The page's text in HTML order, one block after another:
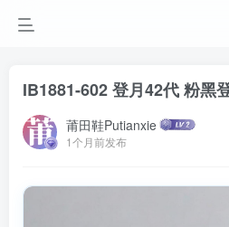
IB1881-602 登月42代 粉黑
莆田鞋Putianxie
1个月前发布